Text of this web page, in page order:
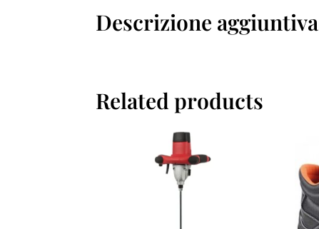
Descrizione aggiuntiva
Related products